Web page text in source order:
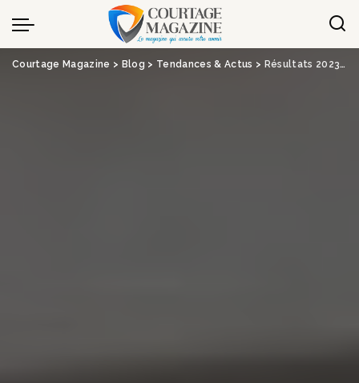
Panneau de gestion des cookies
Courtage Magazine > Blog > Tendances & Actus > Résultats 2023 : La Mutuelle Générale améliore sa rentabilité